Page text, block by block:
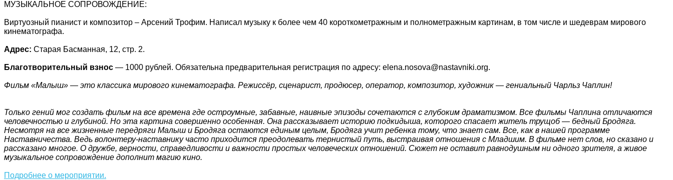
МУЗЫКАЛЬНОЕ СОПРОВОЖДЕНИЕ:
Виртуозный пианист и композитор – Арсений Трофим. Написал музыку к более чем 40 короткометражным и полнометражным картинам, в том числе и шедеврам мирового
кинематографа.
Адрес: Старая Басманная, 12, стр. 2.
Благотворительный взнос — 1000 рублей. Обязательна предварительная регистрация по адресу: elena.nosova@nastavniki.org.
Фильм «Малыш» — это классика мирового кинематографа. Режиссёр, сценарист, продюсер, оператор, композитор, художник — гениальный Чарльз Чаплин!
Только гений мог создать фильм на все времена где остроумные, забавные, наивные эпизоды сочетаются с глубоким драматизмом. Все фильмы Чаплина отличаются
человечностью и глубиной. Но эта картина совершенно особенная. Она рассказывает историю подкидыша, которого спасает житель трущоб — бедный Бродяга.
Несмотря на все жизненные передряги Малыш и Бродяга остаются единым целым, Бродяга учит ребенка тому, что знает сам. Все, как в нашей программе
Наставничества. Ведь волонтеру-наставнику часто приходится преодолевать тернистый путь, выстраивая отношения с Младшим. В фильме нет слов, но сказано и
рассказано многое. О дружбе, верности, справедливости и важности простых человеческих отношений. Сюжет не оставит равнодушным ни одного зрителя, а живое
музыкальное сопровождение дополнит магию кино.
Подробнее о мероприятии.